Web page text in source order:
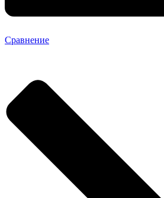
Сравнение